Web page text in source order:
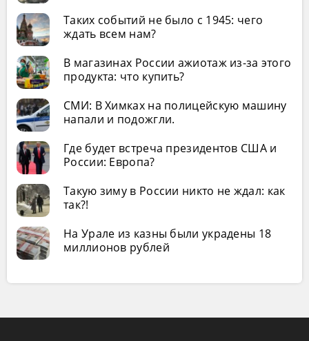
Таких событий не было с 1945: чего
ждать всем нам?
В магазинах России ажиотаж из-за этого
продукта: что купить?
СМИ: В Химках на полицейскую машину
напали и подожгли.
Где будет встреча президентов США и
России: Европа?
Такую зиму в России никто не ждал: как
так?!
На Урале из казны были украдены 18
миллионов рублей